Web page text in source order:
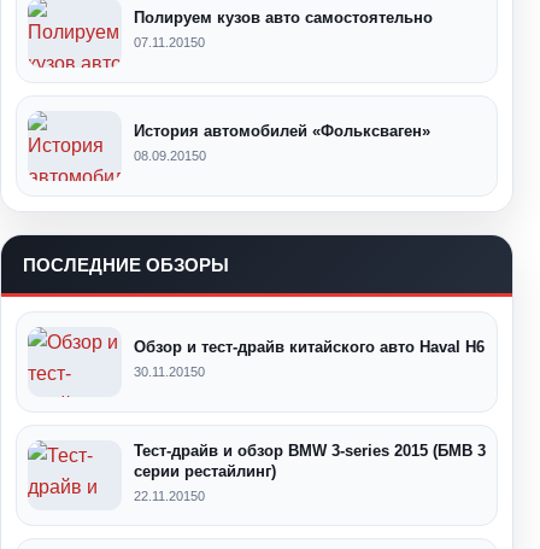
Полируем кузов авто самостоятельно
07.11.20150
История автомобилей «Фольксваген»
08.09.20150
ПОСЛЕДНИЕ ОБЗОРЫ
Обзор и тест-драйв китайского авто Haval H6
30.11.20150
Тест-драйв и обзор BMW 3-series 2015 (БМВ 3
серии рестайлинг)
22.11.20150